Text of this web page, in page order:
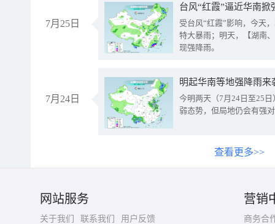
7月25日
台风“红霞”逼近华南
受台风“红霞”影响，今天
特大暴雨；明天，【湖南
现强降雨。
7月24日
明起华南等地强降雨
今明两天（7月24日至25
弱态势，但局地仍会有强
查看更多>>
网站服务
关于我们 联系我们
用户反馈
营销
商务合